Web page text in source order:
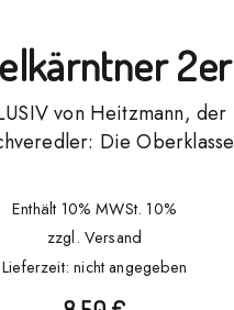
2er
von Heitzmann, der
Die Oberklasse
Enthält 10% MWSt. 10%
zzgl. Versand
Lieferzeit: nicht angegeben